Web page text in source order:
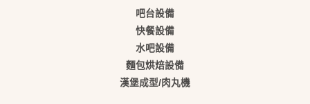
吧台設備
快餐設備
水吧設備
麵包烘焙設備
漢堡成型/肉丸機